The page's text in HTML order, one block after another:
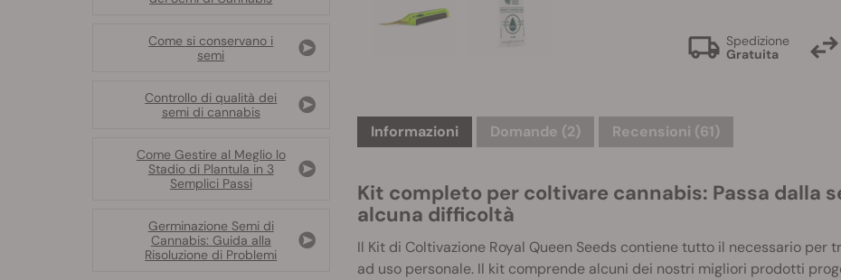
Spedizione
Gratuita
Informazioni Domande (2) Recensioni (61)
Kit completo per coltivare cannabis: Passa dalla
alcuna difficoltà
Il Kit di Coltivazione Royal Queen Seeds contiene tutto il necessario per
ad uso personale. Il kit comprende alcuni dei nostri migliori prodotti
Come si conservano i
semi
Controllo di qualità dei
semi di cannabis
Come Gestire al Meglio lo
Stadio di Plantula in 3
Semplici Passi
Germinazione Semi di
Cannabis: Guida alla
Risoluzione di Problemi